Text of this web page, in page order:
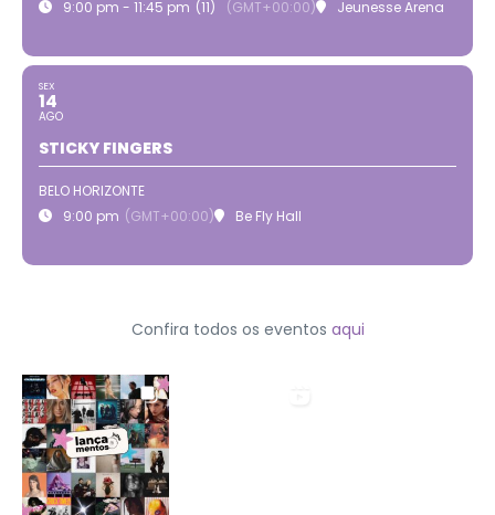
9:00 pm - 11:45 pm (11) (GMT+00:00) Jeunesse Arena
SEX
14
AGO
STICKY FINGERS
BELO HORIZONTE
9:00 pm (GMT+00:00) Be Fly Hall
Confira todos os eventos aqui